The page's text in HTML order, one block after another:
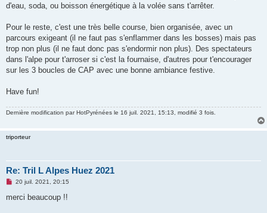
d'eau, soda, ou boisson énergétique à la volée sans t'arrêter.
Pour le reste, c'est une très belle course, bien organisée, avec un
parcours exigeant (il ne faut pas s'enflammer dans les bosses) mais pas
trop non plus (il ne faut donc pas s'endormir non plus). Des spectateurs
dans l'alpe pour t'arroser si c'est la fournaise, d'autres pour t'encourager
sur les 3 boucles de CAP avec une bonne ambiance festive.
Have fun!
Dernière modification parHotPyrénées le 16 juil. 2021, 15:13, modifié 3 fois.
triporteur
Re: Tril L Alpes Huez 2021
M
s
20 juil. 2021, 20:15
merci beaucoup !!